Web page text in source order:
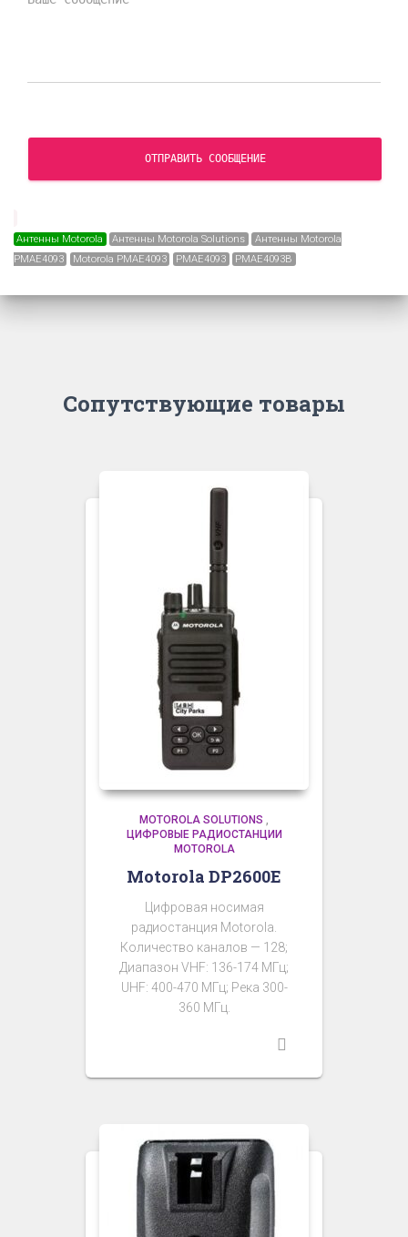
ОТПРАВИТЬ СООБЩЕНИЕ
Антенны Motorola Антенны Motorola Solutions
Антенны Motorola
PMAE4093
Motorola PMAE4093 PMAE4093 PMAE4093B
Сопутствующие товары
MOTOROLA SOLUTIONS ,
ЦИФРОВЫЕ РАДИОСТАНЦИИ
MOTOROLA
Motorola DP2600E
Цифровая носимая
радиостанция Motorola.
Количество каналов — 128;
Диапазон VHF: 136-174 МГц;
UHF: 400-470 МГц; Река 300-
360 МГц.